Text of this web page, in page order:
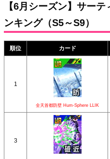
【6月シーズン】サー
ンキング（S5～S9）
順位 カード
1
全天首都防壁 Hum-Sphere LLIK
3